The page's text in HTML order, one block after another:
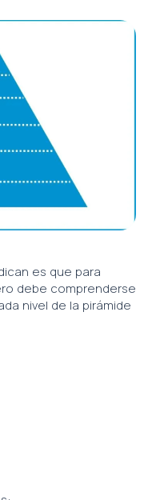
es que para
debe comprenderse
nivel de la pirámide